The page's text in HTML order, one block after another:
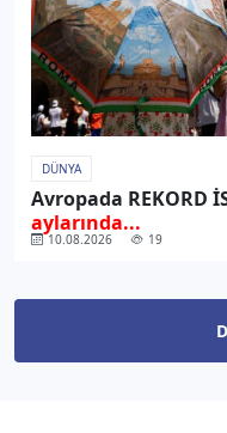
DÜNYA
Avropada REKORD
aylarında...
10.08.2026 19